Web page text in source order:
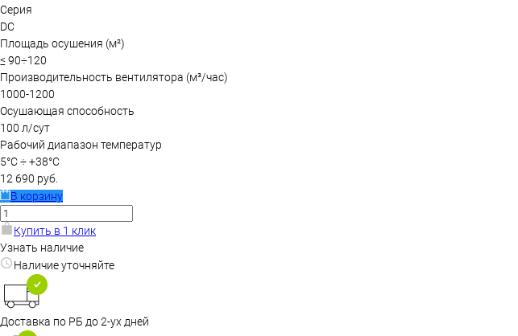
Серия
DC
Площадь осушения (м²)
≤ 90÷120
Производительность вентилятора (м³/час)
1000-1200
Осушающая способность
100 л/сут
Рабочий диапазон температур
5°С ÷ +38°С
12 690 руб.
В корзину
Купить в 1 клик
Узнать наличие
Наличие уточняйте
Доставка по РБ до 2-ух дней